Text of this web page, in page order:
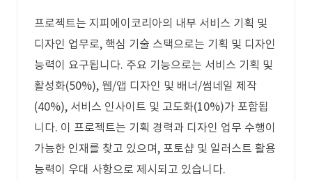
프로젝트는 지피에이코리아의 내부 서비스 기획 및
디자인 업무로, 핵심 기술 스택으로는 기획 및 디자인
능력이 요구됩니다. 주요 기능으로는 서비스 기획 및
활성화(50%), 웹/앱 디자인 및 배너/썸네일 제작
(40%), 서비스 인사이트 및 고도화(10%)가 포함됩
니다. 이 프로젝트는 기획 경력과 디자인 업무 수행이
가능한 인재를 찾고 있으며, 포토샵 및 일러스트 활용
능력이 우대 사항으로 제시되고 있습니다.